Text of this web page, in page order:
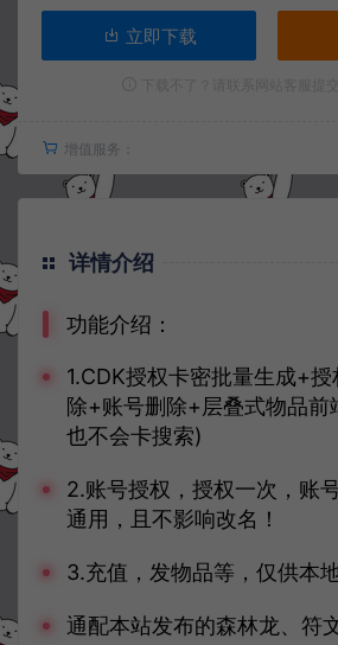
立即下载
增值服务：
详情介绍
功能介绍：
1.CDK授权卡密批量生成+
除+账号删除+层叠式物品前
也不会卡搜索)
2.账号授权，授权一次，账
通用，且不影响改名！
3.充值，发物品等，仅供本
通配本站发布的森林龙、符